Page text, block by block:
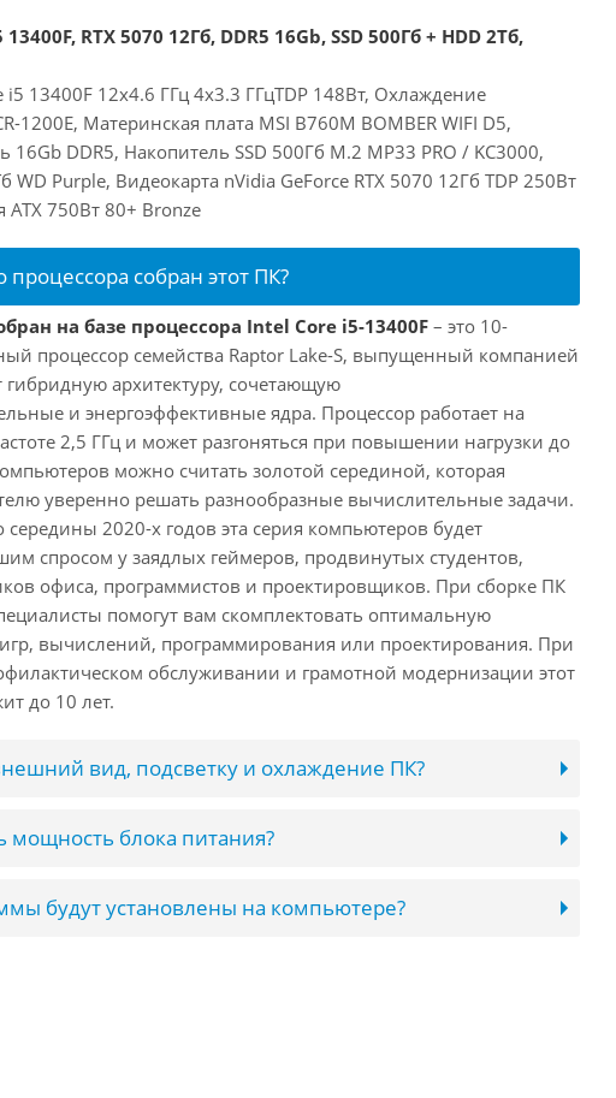
RTX 5070 12Гб, DDR5 16Gb, SSD 500Гб + HDD 2Тб,
i5 13400F 12x4.6 ГГц 4x3.3 ГГцTDP 148Вт, Охлаждение
1200E, Материнская плата MSI B760M BOMBER WIFI D5,
16Gb DDR5, Накопитель SSD 500Гб M.2 MP33 PRO / KC3000,
WD Purple, Видеокарта nVidia GeForce RTX 5070 12Гб TDP 250Вт
ATX 750Вт 80+ Bronze
процессора собран этот ПК?
на базе процессора Intel Core i5-13400F – это 10-
процессор семейства Raptor Lake-S, выпущенный компанией
гибридную архитектуру, сочетающую
и энергоэффективные ядра. Процессор работает на
2,5 ГГц и может разгоняться при повышении нагрузки до
можно считать золотой серединой, которая
уверенно решать разнообразные вычислительные задачи.
2020-х годов эта серия компьютеров будет
спросом у заядлых геймеров, продвинутых студентов,
офиса, программистов и проектировщиков. При сборке ПК
помогут вам скомплектовать оптимальную
вычислений, программирования или проектирования. При
обслуживании и грамотной модернизации этот
до 10 лет.
вид, подсветку и охлаждение ПК?
мощность блока питания?
будут установлены на компьютере?